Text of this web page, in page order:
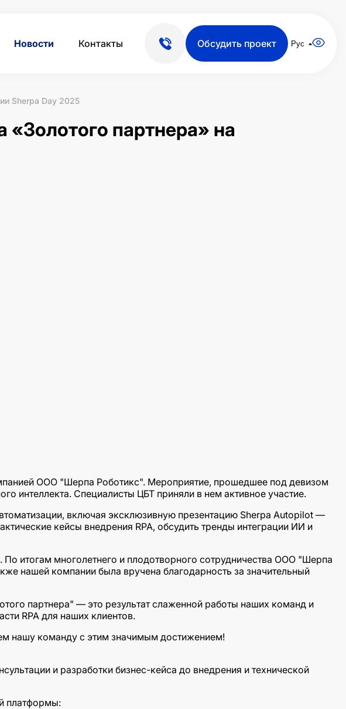
Новости Контакты Обсудить проект Рус
Sherpa Day 2025
«Золотого партнера» на
ООО "Шерпа Роботикс". Мероприятие, прошедшее под девизом
интеллекта. Специалисты ЦБТ приняли в нем активное участие.
включая эксклюзивную презентацию Sherpa Autopilot —
кейсы внедрения RPA, обсудить тренды интеграции ИИ и
итогам многолетнего и плодотворного сотрудничества ООО "Шерпа
нашей компании была вручена благодарность за значительный
партнера" — это результат слаженной работы наших команд и
RPA для наших клиентов.
нашу команду с этим значимым достижением!
и разработки бизнес-кейса до внедрения и технической
платформы: